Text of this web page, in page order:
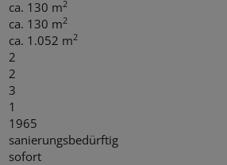
ca. 130 m2
ca. 130 m2
ca. 1.052 m2
2
2
3
1
1965
sanierungsbedürftig
sofort